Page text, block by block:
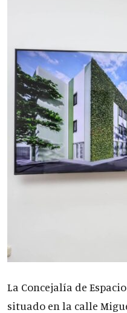
La Concejalía de
situado en la calle